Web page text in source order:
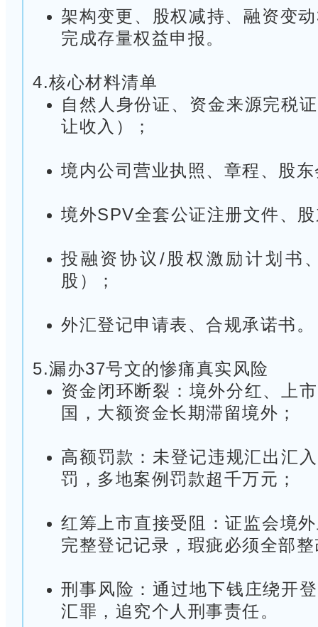
架构变更、股权减持、融资变
完成存量权益申报。
4.核心材料清单
自然人身份证、资金来源完税
让收入）；
境内公司营业执照、章程、股
境外SPV全套公证注册文件、
投融资协议/股权激励计划书
股）；
外汇登记申请表、合规承诺书。
5.漏办37号文的惨痛真实风险
资金闭环断裂：境外分红、上
国，大额资金长期滞留境外；
高额罚款：未登记违规汇出汇
罚，多地案例罚款超千万元；
红筹上市直接受阻：证监会境
完整登记记录，瑕疵必须全部
刑事风险：通过地下钱庄绕开
汇罪，追究个人刑事责任。